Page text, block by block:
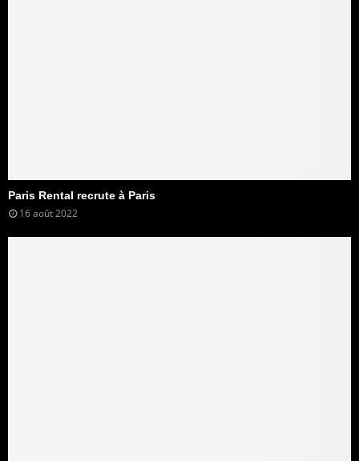
Paris Rental recrute à Paris
16 août 2022